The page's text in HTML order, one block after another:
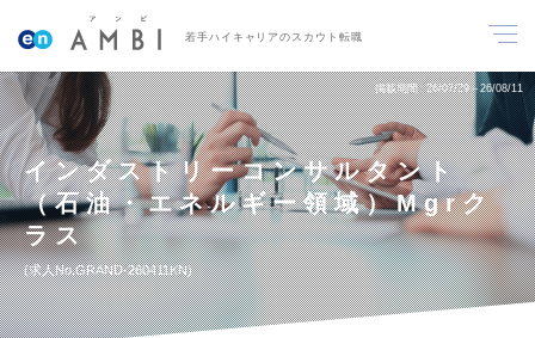
若手ハイキャリアのスカウト転職
掲載期間 26/07/29～26/08/11
インダストリーコンサルタント
（石油・エネルギー領域）Mgrク
ラス
求人No.GRAND-260411KN